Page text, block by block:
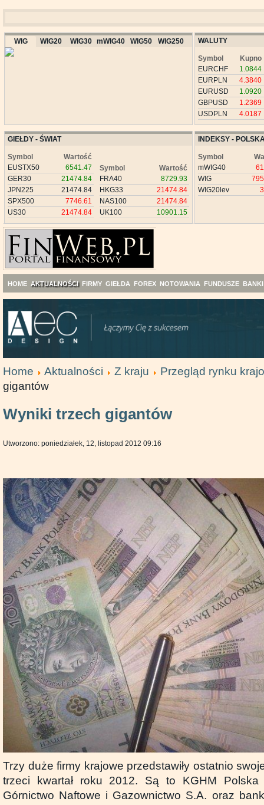
WIG WIG20 WIG30 mWIG40 WIG50 WIG250 WALUTY
Symbol
Kupno
EURCHF
1.0844
EURPLN
4.3840
EURUSD
1.0920
GBPUSD
1.2369
USDPLN
4.0187
GIEŁDY - ŚWIAT
Symbol
Wartość
EUSTX50
6541.47
GER30
21474.84
JPN225
21474.84
SPX500
7746.61
US30
21474.84
Symbol
Wartość
FRA40
8729.93
HKG33
21474.84
NAS100
21474.84
UK100
10901.15
INDEKSY -
Symbol
mWIG40
WIG
WIG20lev
HOME AKTUALNOŚCI FIRMY GIEŁDA FOREX NOTOWANIA FUNDUSZE BANKI
Home Aktualności Z kraju
Przegląd rynku
gigantów
Wyniki trzech gigantów
Utworzono: poniedziałek, 12, listopad 2012 09:16
Trzy duże firmy krajowe przedstawiły ostatnio
trzeci kwartał roku 2012. Są to KGHM Polska
Górnictwo Naftowe i Gazownictwo S.A. oraz